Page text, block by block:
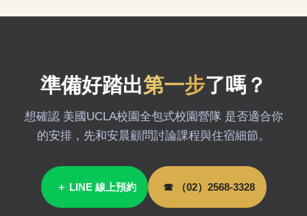
準備好踏出第一步了嗎？
想確認 美國UCLA校園全包式校園營隊 是否適合你
的安排，先和安晨顧問討論課程與住宿細節。
＋ LINE 線上預約 ☎ （02）2568-3328